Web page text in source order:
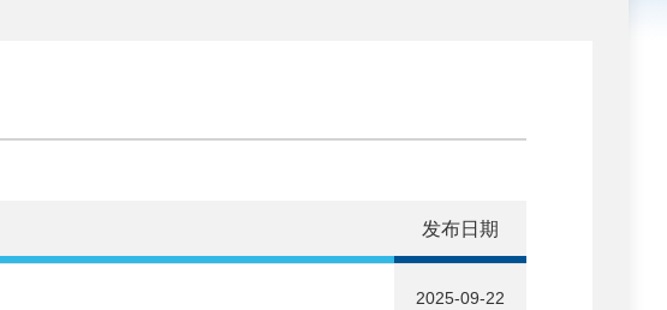
发布日期
2025-09-22